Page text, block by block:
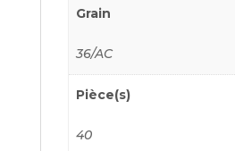
Grain
36/AC
Pièce(s)
40